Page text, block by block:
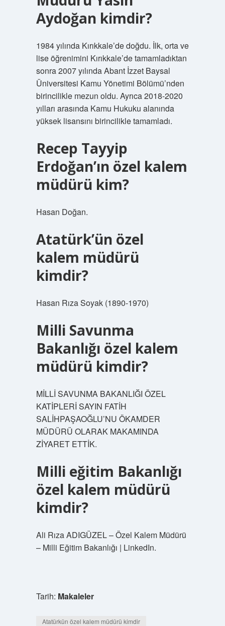
Aydoğan kimdir?
1984 yılında Kırıkkale’de doğdu. İlk, orta ve
lise öğrenimini Kırıkkale’de tamamladıktan
sonra 2007 yılında Abant İzzet Baysal
Üniversitesi Kamu Yönetimi Bölümü’nden
birincilikle mezun oldu. Ayrıca 2018-2020
yılları arasında Kamu Hukuku alanında
yüksek lisansını birincilikle tamamladı.
Recep Tayyip
Erdoğan’ın özel kalem
müdürü kim?
Hasan Doğan.
Atatürk’ün özel
kalem müdürü
kimdir?
Hasan Rıza Soyak (1890-1970)
Milli Savunma
Bakanlığı özel kalem
müdürü kimdir?
MİLLİ SAVUNMA BAKANLIĞI ÖZEL
KATİPLERİ SAYIN FATİH
SALİHPAŞAOĞLU’NU ÖKAMDER
MÜDÜRÜ OLARAK MAKAMINDA
ZİYARET ETTİK.
Milli eğitim Bakanlığı
özel kalem müdürü
kimdir?
Ali Rıza ADIGÜZEL – Özel Kalem Müdürü
– Milli Eğitim Bakanlığı | LinkedIn.
Tarih: Makaleler
Atatürkün özel kalem müdürü kimdir